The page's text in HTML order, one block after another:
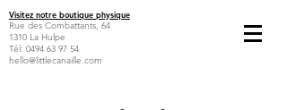
Visitez notre boutique physique
Rue des Combattants, 64
1310 La Hulpe
Tél: 0494 63 97 54
hello@littlecanaille.com